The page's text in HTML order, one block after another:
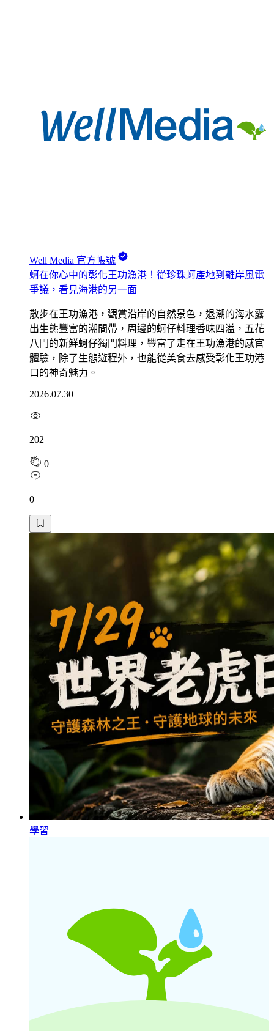
Well Media 官方帳號
蚵在你心中的彰化王功漁港！從珍珠蚵產地到離岸風電
爭議，看見海港的另一面
散步在王功漁港，觀賞沿岸的自然景色，退潮的海水露
出生態豐富的潮間帶，周邊的蚵仔料理香味四溢，五花
八門的新鮮蚵仔獨門料理，豐富了走在王功漁港的感官
體驗，除了生態遊程外，也能從美食去感受彰化王功港
口的神奇魅力。
2026.07.30
202
0
0
學習